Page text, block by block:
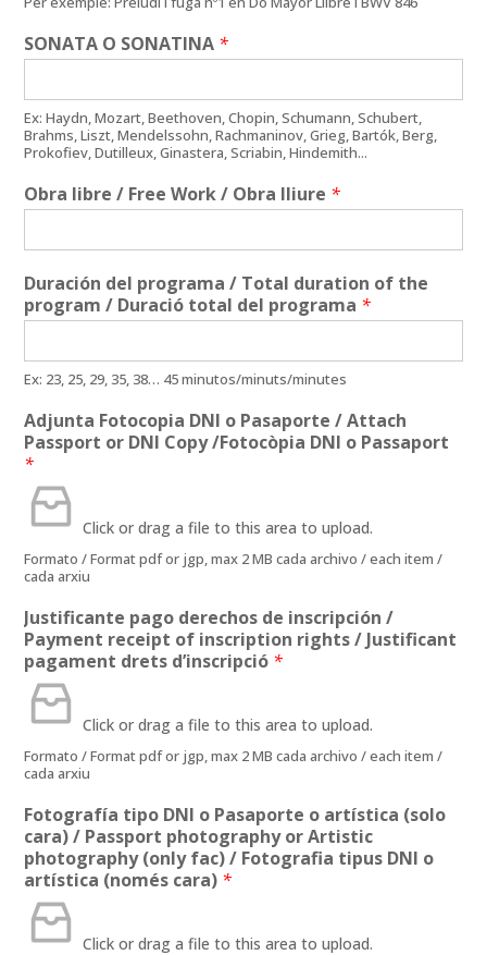
SONATA O SONATINA *
Ex: Haydn, Mozart, Beethoven, Chopin, Schumann, Schubert,
Brahms, Liszt, Mendelssohn, Rachmaninov, Grieg, Bartók, Berg,
Prokofiev, Dutilleux, Ginastera, Scriabin, Hindemith...
Obra libre / Free Work / Obra lliure *
Duración del programa / Total duration of the
program / Duració total del programa *
Ex: 23, 25, 29, 35, 38… 45 minutos/minuts/minutes
Adjunta Fotocopia DNI o Pasaporte / Attach
Passport or DNI Copy /Fotocòpia DNI o Passaport
*
Click or drag a file to this area to upload.
Formato / Format pdf or jgp, max 2 MB cada archivo / each item /
cada arxiu
Justificante pago derechos de inscripción /
Payment receipt of inscription rights / Justificant
pagament drets d’inscripció *
Click or drag a file to this area to upload.
Formato / Format pdf or jgp, max 2 MB cada archivo / each item /
cada arxiu
Fotografía tipo DNI o Pasaporte o artística (solo
cara) / Passport photography or Artistic
photography (only fac) / Fotografia tipus DNI o
artística (només cara) *
Click or drag a file to this area to upload.